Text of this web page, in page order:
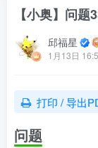
【小奥】问
邱福星
1月13日
打印 / 导出
问题